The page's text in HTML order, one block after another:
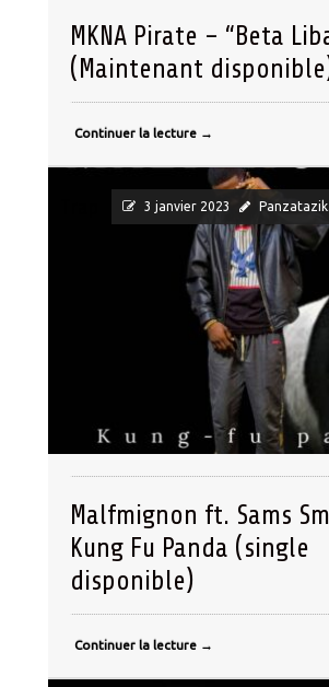
MKNA Pirate – “Beta
(Maintenant
Continuer la lecture →
3 janvier 2023
Malfmignon ft. Sams
Kung Fu Panda (single
disponible)
Continuer la lecture →